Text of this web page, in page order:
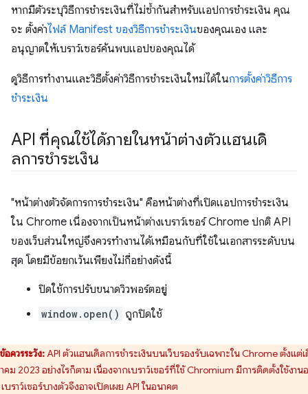
หากมีตัวระบุวิธีการชำระเงินที่ไม่ซ้ำกันสำหรับแอปการชำระเงิน คุณ
จะ ตั้งค่าไฟล์ Manifest ของวิธีการชำระเงินของคุณเอง และ
อนุญาตให้เบราว์เซอร์ค้นพบแอปของคุณได้
ดูวิธีการทำงานและวิธีตั้งค่าวิธีการชำระเงินใหม่ได้ในการตั้งค่าวิธีการ
ชำระเงิน
API ที่คุณใช้ได้ภายในหน้าต่างตัวแฮนเดิ
ลการชำระเงิน
"หน้าต่างตัวจัดการการชำระเงิน" คือหน้าต่างที่เปิดแอปการชำระเงิน
ใน Chrome เนื่องจากเป็นหน้าต่างเบราว์เซอร์ Chrome ปกติ API
ของเว็บส่วนใหญ่จึงควรทำงานได้เหมือนกับที่ใช้ในเอกสารระดับบน
สุด โดยมีข้อยกเว้นเพียงไม่กี่อย่างดังนี้
ปิดใช้การปรับขนาดวิวพอร์ตอยู่
window.open() ถูกปิดใช้
ข้อควรระวัง:API ตัวแฮนเดิลการชำระเงินบนเว็บรองรับเฉพาะใน Chrome ตั้งแต่
คม 2023 อย่างไรก็ตาม เนื่องจากเบราว์เซอร์ที่ใช้ Chromium มีการติดตั้งใช้งาน
บราว์เซอร์บางตัวจึงอาจเปิดเผย API ในอนาคต